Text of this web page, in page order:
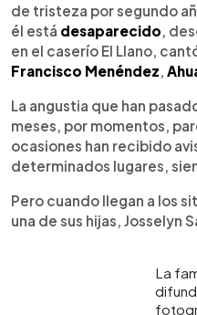
de tristeza por segundo
él está desaparecido,
en el caserío El Llano,
Francisco Menéndez,
La angustia que han
meses, por momentos,
ocasiones han recibido
determinados lugares,
Pero cuando llegan a los
una de sus hijas, Josselyn
La